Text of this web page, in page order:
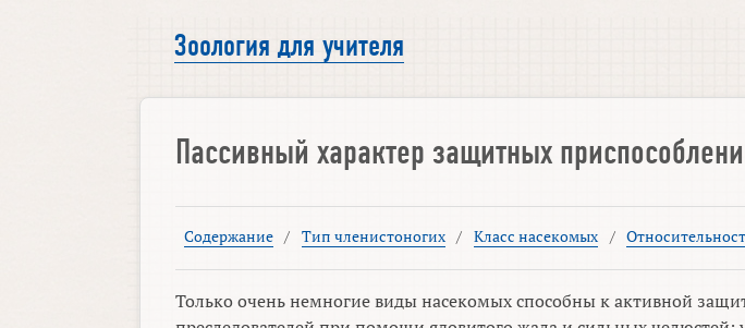
Зоология для учителя
Пассивный характер защитных
Содержание / Тип членистоногих / Класс насекомых /
Только очень немногие виды насекомых способны к активной